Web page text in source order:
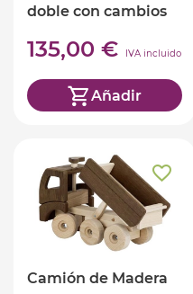
doble con cambios
135,00 € IVA incluido
Añadir
Camión de Madera